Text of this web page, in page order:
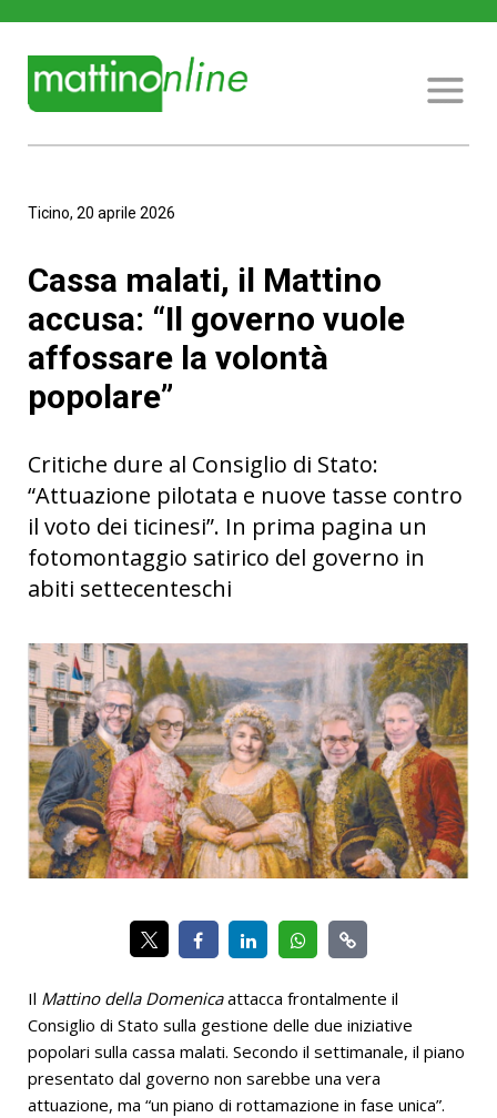
Ticino, 20 aprile 2026
Cassa malati, il Mattino
accusa: “Il governo vuole
affossare la volontà
popolare”
Critiche dure al Consiglio di Stato:
“Attuazione pilotata e nuove tasse contro
il voto dei ticinesi”. In prima pagina un
fotomontaggio satirico del governo in
abiti settecenteschi
Il Mattino della Domenicaattacca frontalmente il
Consiglio di Stato sulla gestione delle due iniziative
popolari sulla cassa malati. Secondo il settimanale, il piano
presentato dal governo non sarebbe una vera
attuazione, ma “un piano di rottamazione in fase unica”.